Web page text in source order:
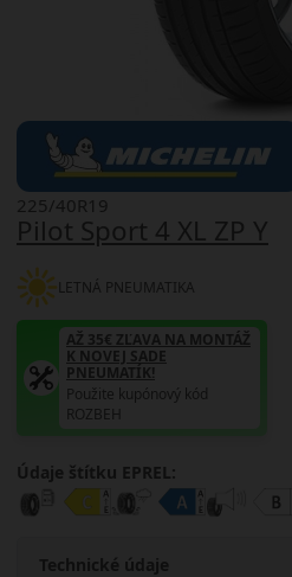
Pilot Sport 4 XL ZP Y
225/40R19
LETNÁ PNEUMATIKA
AŽ 35€ ZĽAVA NA MONTÁŽ
K NOVEJ SADE
PNEUMATÍK!
Použite kupónový kód
ROZBEH
Údaje štítku EPREL:
Technické údaje